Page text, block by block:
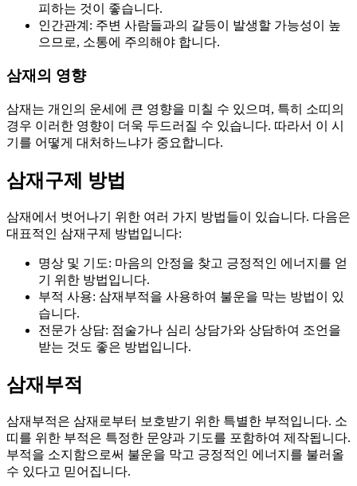
피하는 것이 좋습니다.
인간관계: 주변 사람들과의 갈등이 발생할 가능성이 높
으므로, 소통에 주의해야 합니다.
삼재의 영향
삼재는 개인의 운세에 큰 영향을 미칠 수 있으며, 특히 소띠의
경우 이러한 영향이 더욱 두드러질 수 있습니다. 따라서 이 시
기를 어떻게 대처하느냐가 중요합니다.
삼재구제 방법
삼재에서 벗어나기 위한 여러 가지 방법들이 있습니다. 다음은
대표적인 삼재구제 방법입니다:
명상 및 기도: 마음의 안정을 찾고 긍정적인 에너지를 얻
기 위한 방법입니다.
부적 사용: 삼재부적을 사용하여 불운을 막는 방법이 있
습니다.
전문가 상담: 점술가나 심리 상담가와 상담하여 조언을
받는 것도 좋은 방법입니다.
삼재부적
삼재부적은 삼재로부터 보호받기 위한 특별한 부적입니다. 소
띠를 위한 부적은 특정한 문양과 기도를 포함하여 제작됩니다.
부적을 소지함으로써 불운을 막고 긍정적인 에너지를 불러올
수 있다고 믿어집니다.